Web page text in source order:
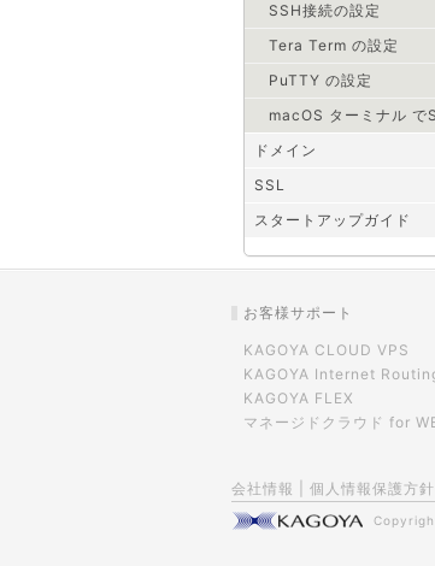
SSH接続の設定
Tera Term の設定
PuTTY の設定
macOS ターミナル で
ドメイン
SSL
スタートアップガイド
お客様サポート
KAGOYA CLOUD VPS
KAGOYA Internet
KAGOYA FLEX
マネージドクラウド for
会社情報 個人情報保護方針